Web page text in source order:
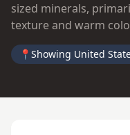
sized minerals,
texture and warm
📍 Showing United